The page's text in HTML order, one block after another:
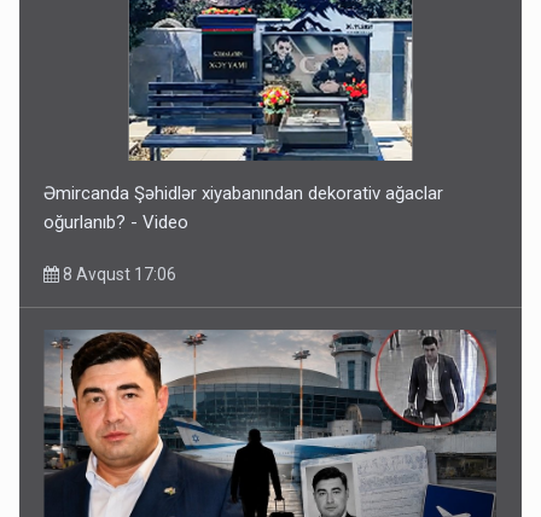
Əmircanda Şəhidlər xiyabanından dekorativ ağaclar
oğurlanıb? - Video
8 Avqust 17:06